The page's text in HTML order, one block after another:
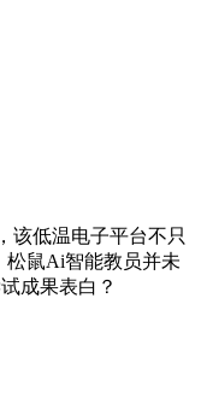
该低温电子平台不只
松鼠Ai智能教员并未
成果表白？